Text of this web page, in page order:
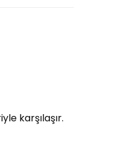
karşılaşır.